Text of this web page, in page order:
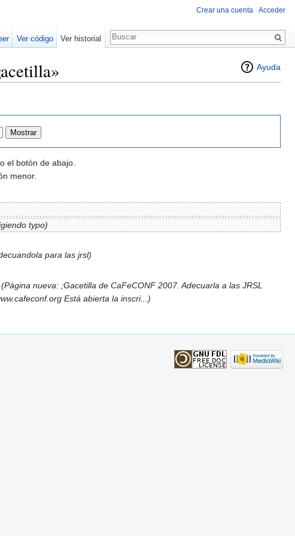
Ayuda
el botón de abajo.
menor.
typo)
para las jrsl)
(Página nueva: ;Gacetilla de CaFeCONF 2007. Adecuarla a las JRSL
Está abierta la inscri...)
Crear una cuenta Acceder
Ver código Ver historial